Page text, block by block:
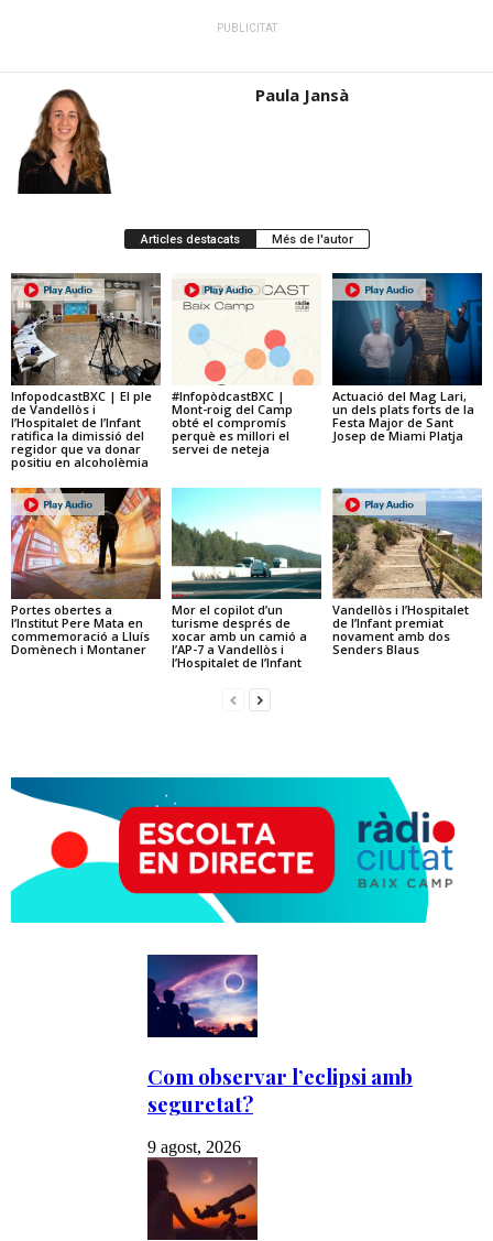
PUBLICITAT
Paula Jansà
Articles destacats Més de l'autor
InfopodcastBXC | El ple
de Vandellòs i
l’Hospitalet de l’Infant
ratifica la dimissió del
regidor que va donar
positiu en alcoholèmia
#InfopòdcastBXC |
Mont-roig del Camp
obté el compromís
perquè es millori el
servei de neteja
Actuació del Mag Lari,
un dels plats forts de la
Festa Major de Sant
Josep de Miami Platja
Portes obertes a
l’Institut Pere Mata en
commemoració a Lluís
Domènech i Montaner
Mor el copilot d’un
turisme després de
xocar amb un camió a
l’AP-7 a Vandellòs i
l’Hospitalet de l’Infant
Vandellòs i l’Hospitalet
de l’Infant premiat
novament amb dos
Senders Blaus